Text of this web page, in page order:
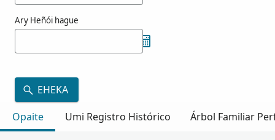
Ary Heñói hague
EHEKA
Opaite
Umi Registro Histórico Árbol Familiar